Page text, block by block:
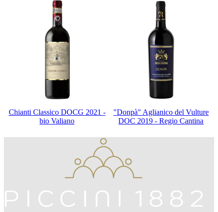
Chianti Classico DOCG 2021 -
bio Valiano
"Donpà" Aglianico del Vulture
DOC 2019 - Regio Cantina